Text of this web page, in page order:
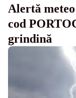
Alertă
cod
grindină